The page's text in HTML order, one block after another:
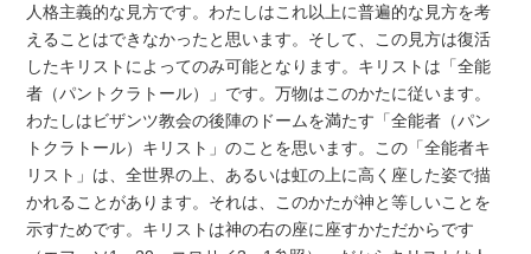
人格主義的な見方です。わたしはこれ以上に普遍的な見方を考
えることはできなかったと思います。そして、この見方は復活
したキリストによってのみ可能となります。キリストは「全能
者（パントクラトール）」です。万物はこのかたに従います。
わたしはビザンツ教会の後陣のドームを満たす「全能者（パン
トクラトール）キリスト」のことを思います。この「全能者キ
リスト」は、全世界の上、あるいは虹の上に高く座した姿で描
かれることがあります。それは、このかたが神と等しいことを
示すためです。キリストは神の右の座に座すかただからです